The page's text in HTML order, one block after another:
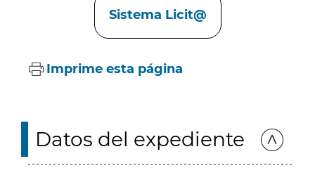
Sistema Licit@
Imprime esta página
Datos del expediente